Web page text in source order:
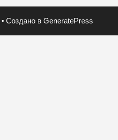
• Создано в GeneratePress